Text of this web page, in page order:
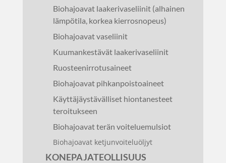
Biohajoavat laakerivaseliinit (alhainen
lämpötila, korkea kierrosnopeus)
Biohajoavat vaseliinit
Kuumankestävät laakerivaseliinit
Ruosteenirrotusaineet
Biohajoavat pihkanpoistoaineet
Käyttäjäystävälliset hiontanesteet
teroitukseen
Biohajoavat terän voiteluemulsiot
Biohajoavat ketjunvoiteluöljyt
KONEPAJATEOLLISUUS